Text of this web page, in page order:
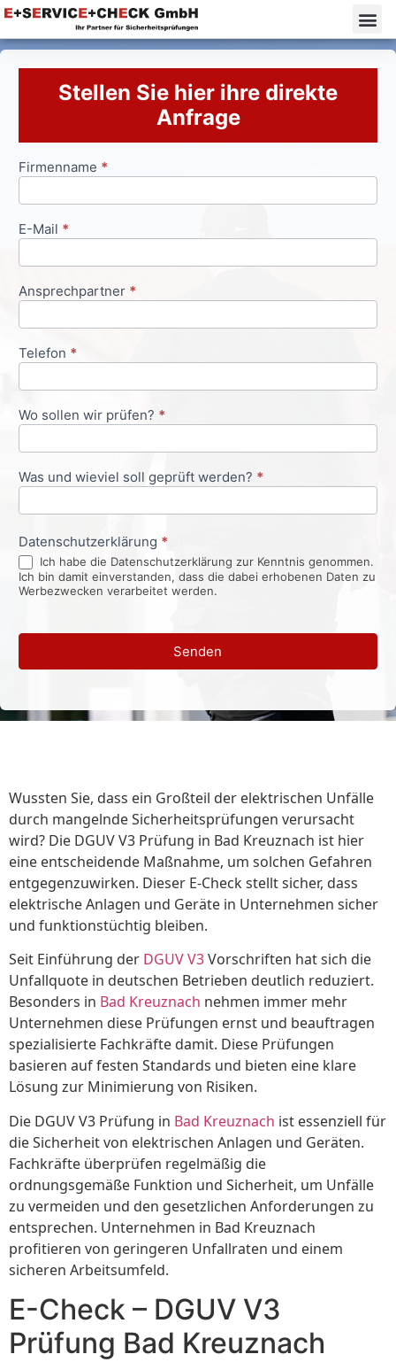
Stellen Sie hier ihre direkte
Anfrage
Anfrageformular
Firmenname *
E-Mail *
Ansprechpartner *
Telefon *
Wo sollen wir prüfen? *
Was und wieviel soll geprüft werden? *
Datenschutzerklärung *
Ich habe die Datenschutzerklärung zur Kenntnis genommen.
Ich bin damit einverstanden, dass die dabei erhobenen Daten zu
Werbezwecken verarbeitet werden.
Senden
Wussten Sie, dass ein Großteil der elektrischen Unfälle
durch mangelnde Sicherheitsprüfungen verursacht
wird? Die DGUV V3 Prüfung in Bad Kreuznach ist hier
eine entscheidende Maßnahme, um solchen Gefahren
entgegenzuwirken. Dieser E-Check stellt sicher, dass
elektrische Anlagen und Geräte in Unternehmen sicher
und funktionstüchtig bleiben.
Seit Einführung der DGUV V3Vorschriften hat sich die
Unfallquote in deutschen Betrieben deutlich reduziert.
Besonders in Bad Kreuznach nehmen immer mehr
Unternehmen diese Prüfungen ernst und beauftragen
spezialisierte Fachkräfte damit. Diese Prüfungen
basieren auf festen Standards und bieten eine klare
Lösung zur Minimierung von Risiken.
Die DGUV V3 Prüfung in Bad Kreuznach ist essenziell für
die Sicherheit von elektrischen Anlagen und Geräten.
Fachkräfte überprüfen regelmäßig die
ordnungsgemäße Funktion und Sicherheit, um Unfälle
zu vermeiden und den gesetzlichen Anforderungen zu
entsprechen. Unternehmen in Bad Kreuznach
profitieren von geringeren Unfallraten und einem
sicheren Arbeitsumfeld.
E-Check – DGUV V3
Prüfung Bad Kreuznach